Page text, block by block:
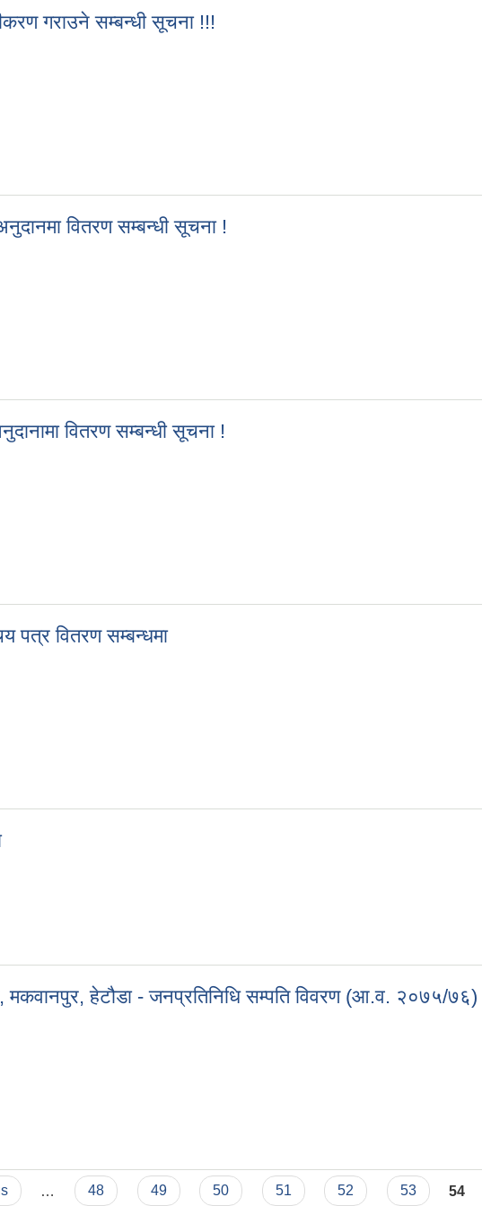
गराउने सम्बन्धी सूचना !!!
वितरण सम्बन्धी सूचना !
वितरण सम्बन्धी सूचना !
पत्र वितरण सम्बन्धमा
मकवानपुर, हेटौडा - जनप्रतिनिधि सम्पति विवरण (आ.व. २०७५/७६)
48 49 50 51 52 53 54